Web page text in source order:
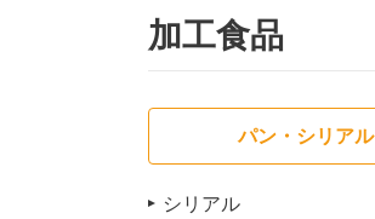
加工食品
パン・シリアル
シリアル